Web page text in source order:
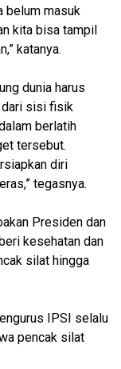
belum masuk
kita bisa tampil
katanya.
dunia harus
dari sisi fisik
berlatih
tersebut.
diri
tegasnya.
Presiden dan
kesehatan dan
silat hingga
IPSI selalu
pencak silat